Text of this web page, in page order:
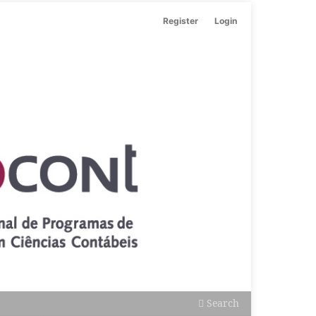
Search
Register Login